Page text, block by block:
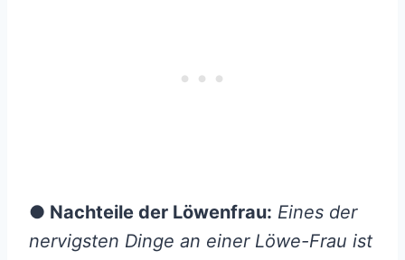
● Nachteile der Löwenfrau: Eines der
nervigsten Dinge an einer Löwe-Frau ist